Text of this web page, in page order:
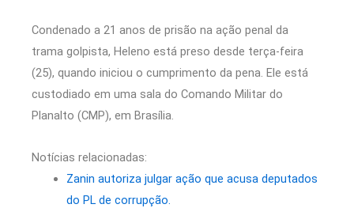
Condenado a 21 anos de prisão na ação penal da
trama golpista, Heleno está preso desde terça-feira
(25), quando iniciou o cumprimento da pena. Ele está
custodiado em uma sala do Comando Militar do
Planalto (CMP), em Brasília.
Notícias relacionadas:
Zanin autoriza julgar ação que acusa deputados
do PL de corrupção.